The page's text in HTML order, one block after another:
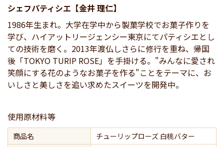
シェフパティシエ【金井 理仁】
1986年生まれ。大学在学中から製菓学校でお菓子作りを
学び、ハイアットリージェンシー東京にてパティシエとし
ての技術を磨く。2013年渡仏しさらに修行を重ね、帰国
後「TOKYO TURIP ROSE」を手掛ける。"みんなに愛され
笑顔にする花のようなお菓子を作る"ことをテーマに、お
いしさと美しさを追い求めたスイーツを開発中。
使用原材料等
商品名
チューリップローズ 白桃バター